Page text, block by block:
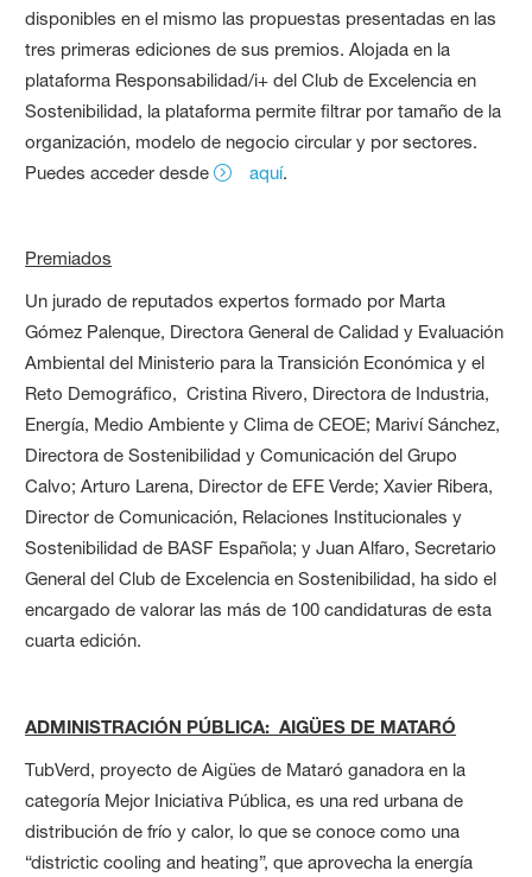
disponibles en el mismo las propuestas presentadas en las
tres primeras ediciones de sus premios. Alojada en la
plataforma Responsabilidad/i+ del Club de Excelencia en
Sostenibilidad, la plataforma permite filtrar por tamaño de la
organización, modelo de negocio circular y por sectores.
Puedes acceder desde
aquí.
Premiados
Un jurado de reputados expertos formado por Marta
Gómez Palenque, Directora General de Calidad y Evaluación
Ambiental del Ministerio para la Transición Económica y el
Reto Demográfico, Cristina Rivero, Directora de Industria,
Energía, Medio Ambiente y Clima de CEOE; Mariví Sánchez,
Directora de Sostenibilidad y Comunicación del Grupo
Calvo; Arturo Larena, Director de EFE Verde; Xavier Ribera,
Director de Comunicación, Relaciones Institucionales y
Sostenibilidad de BASF Española; y Juan Alfaro, Secretario
General del Club de Excelencia en Sostenibilidad, ha sido el
encargado de valorar las más de 100 candidaturas de esta
cuarta edición.
ADMINISTRACIÓN PÚBLICA: AIGÜES DE MATARÓ
TubVerd, proyecto de Aigües de Mataró ganadora en la
categoría Mejor Iniciativa Pública, es una red urbana de
distribución de frío y calor, lo que se conoce como una
“districtic cooling and heating”, que aprovecha la energía